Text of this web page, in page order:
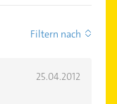
Filtern nach
25.04.2012